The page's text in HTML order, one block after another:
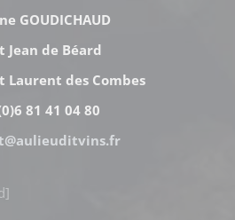
GOUDICHAUD
Jean de Béard
Laurent des Combes
81 41 04 80